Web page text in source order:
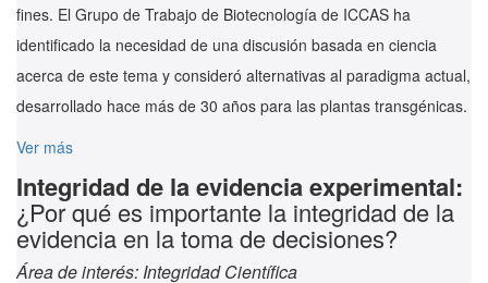
fines. El Grupo de Trabajo de Biotecnología de ICCAS ha
identificado la necesidad de una discusión basada en ciencia
acerca de este tema y consideró alternativas al paradigma actual,
desarrollado hace más de 30 años para las plantas transgénicas.
Ver más
Integridad de la evidencia experimental:
¿Por qué es importante la integridad de la
evidencia en la toma de decisiones?
Área de interés: Integridad Científica